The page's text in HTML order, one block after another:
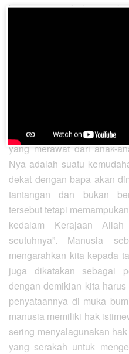
bangsa sesuai dengan
“Allah adalah Bapa segala
yang merawat dari anak-
Nya adalah suatu
dekat dengan bapa akan
tantangan dan bukan
tersebut tetapi
kedalam Kerajaan
seutuhnya”. Manusia
mengarahkan kita kepada
juga dikatakan sebagai
dengan demikian kita
penyataannya di muka
manusia memiliki hak
sering menyalagunakan
yang serakah untuk